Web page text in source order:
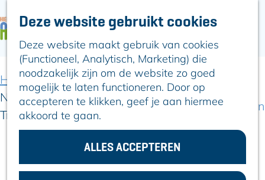
Deze website gebruikt cookies
Deze website maakt gebruik van cookies
(Functioneel, Analytisch, Marketing) die
noodzakelijk zijn om de website zo goed
mogelijk te laten functioneren. Door op
accepteren te klikken, geef je aan hiermee
akkoord te gaan.
ALLES ACCEPTEREN
n
a
a
r
ARTIKELEN
Hier is Boskoop
Lekker Lokaal
Ontdek het
Erfgoed
Natuurlijk genieten
In en om Alphen
Kleuren van de
toren
Home
Artikelen
Nieuw in Alphen aan den Rijn: De Alphense
Trefbalclub
27 februari 2025 | | |